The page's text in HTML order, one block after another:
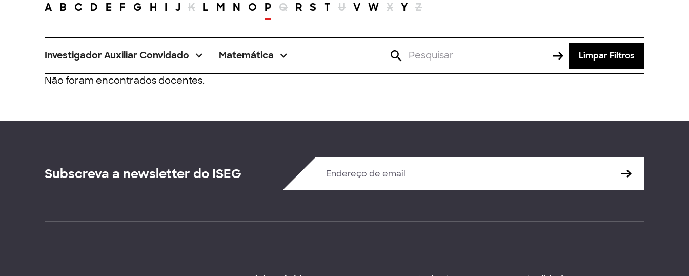
A B C D E F G H I J K L M N O P Q R S T U V W X Y Z
Investigador Auxiliar Convidado Matemática Limpar Filtros
Não foram encontrados docentes.
Subscreva a newsletter do ISEG